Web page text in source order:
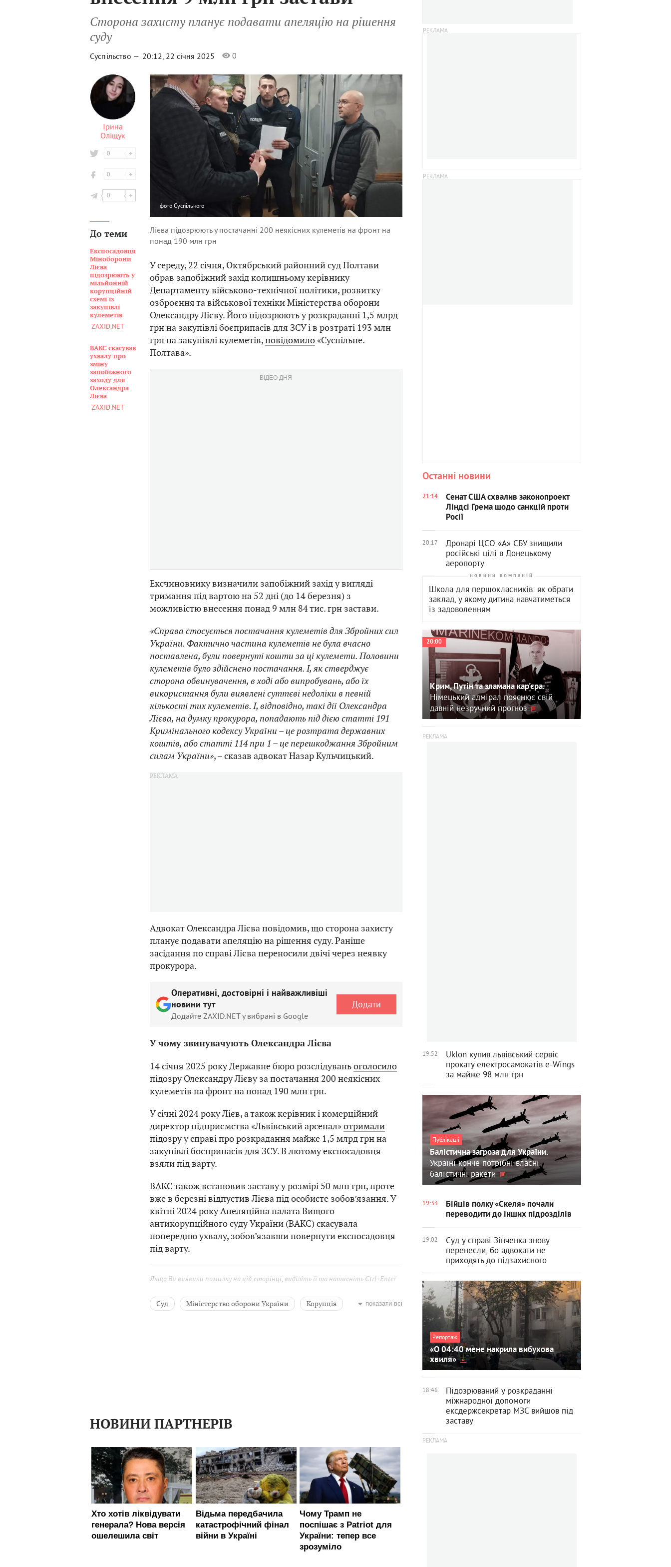
Сторона захисту планує подавати апеляцію на рішення
суду
Суспільство — 20:12, 22 січня 2025 0
Ірина
Оліщук
0
0
0
До теми
Експосадовця
Міноборони
Лієва
підозрюють у
мільйонній
корупційній
схемі із
закупівлі
кулеметів
ZAXID.NET
ВАКС скасував
ухвалу про
зміну
запобіжного
заходу для
Олександра
Лієва
ZAXID.NET
фото Суспільного
Лієва підозрюють у постачанні 200 неякісних кулеметів на фронт на
понад 190 млн грн
У середу, 22 січня, Октябрський районний суд Полтави
обрав запобіжний захід колишньому керівнику
Департаменту військово-технічної політики, розвитку
озброєння та військової техніки Міністерства оборони
Олександру Лієву. Його підозрюють у розкраданні 1,5 млрд
грн на закупівлі боєприпасів для ЗСУ і в розтраті 193 млн
грн на закупівлі кулеметів,повідомило«Суспільне.
Полтава».
ВІДЕО ДНЯ
Ексчиновнику визначили запобіжний захід у вигляді
тримання під вартою на 52 дні (до 14 березня) з
можливістю внесення понад 9 млн 84 тис. грн застави.
«Справа стосується постачання кулеметів для Збройних сил
України. Фактично частина кулеметів не була вчасно
поставлена, були повернуті кошти за ці кулемети. Половини
кулеметів було здійснено постачання. І, як стверджує
сторона обвинувачення, в ході або випробувань, або їх
використання були виявлені суттєві недоліки в певній
кількості тих кулеметів. І, відповідно, такі дії Олександра
Лієва, на думку прокурора, попадають під дією статті 191
Кримінального кодексу України – це розтрата державних
коштів, або статті 114 при 1 – це перешкоджання Збройним
силам України», – сказав адвокат Назар Кульчицький.
Адвокат Олександра Лієва повідомив, що сторона захисту
планує подавати апеляцію на рішення суду. Раніше
засідання по справі Лієва переносили двічі через неявку
прокурора.
Оперативні, достовірні і найважливіші
новини тут
Додайте ZAXID.NET у вибрані в Google
Додати
У чому звинувачують Олександра Лієва
14 січня 2025 року Державне бюро розслідуваньоголосило
підозру Олександру Лієву за постачання 200 неякісних
кулеметів на фронт на понад 190 млн грн.
У січні 2024 року Лієв, а також керівник і комерційний
директор підприємства «Львівський арсенал»отримали
підозруу справі про розкрадання майже 1,5 млрд грн на
закупівлі боєприпасів для ЗСУ. В лютому експосадовця
взяли під варту.
ВАКС також встановив заставу у розмірі 50 млн грн, проте
вже в березні відпустив Лієва під особисте зобов’язання. У
квітні 2024 року Апеляційна палата Вищого
антикорупційного суду України (ВАКС) скасувала
попередню ухвалу, зобов’язавши повернути експосадовця
під варту.
Якщо Ви виявили помилку на цій сторінці, виділіть її та натисніть Ctrl+Enter
Суд Міністерство оборони України Корупція показати всі
НОВИНИ ПАРТНЕРІВ
Останні новини
21:14
Сенат США схвалив законопроект
Ліндсі Грема щодо санкцій проти
Росії
20:17
Дронарі ЦСО «А» СБУ знищили
російські цілі в Донецькому
аеропорту
новини компаній
Школа для першокласників: як обрати
заклад, у якому дитина навчатиметься
із задоволенням
20:00
Крим, Путін та зламана кар'єра.
Німецький адмірал пояснює свій
давній незручний прогноз
19:52
Uklon купив львівський сервіс
прокату електросамокатів e-Wings
за майже 98 млн грн
Публікації
Балістична загроза для України.
Україні конче потрібні власні
балістичні ракети
19:33
Бійців полку «Скеля» почали
переводити до інших підрозділів
19:02
Суд у справі Зінченка знову
перенесли, бо адвокати не
приходять до підзахисного
Репортаж
«О 04:40 мене накрила вибухова
хвиля»
18:46
Підозрюваний у розкраданні
міжнародної допомоги
ексдержсекретар МЗС вийшов під
заставу